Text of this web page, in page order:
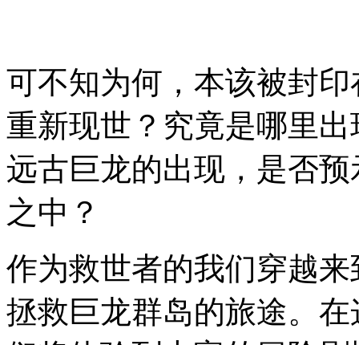
可不知为何，本该被封
重新现世？究竟是哪里
远古巨龙的出现，是否
之中？
作为救世者的我们穿越
拯救巨龙群岛的旅途。